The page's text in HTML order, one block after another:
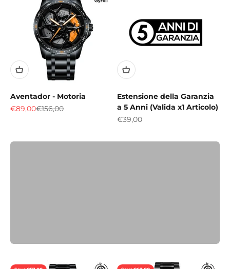
Aventador - Motoria
Sale price
€89,00Regular price
€156,00
Abbina al tuo orologio un cinturino originale
Motoria.
Estensione della Garanzia
a 5 Anni (Valida x1 Articolo)
Sale price
€39,00